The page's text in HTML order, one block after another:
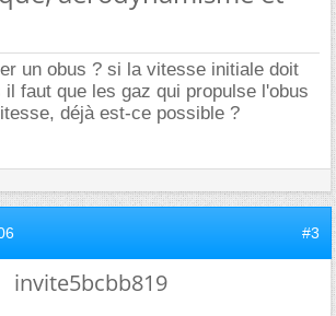
un obus ? si la vitesse initiale doit
faut que les gaz qui propulse l'obus
déjà est-ce possible ?
#3
invite5bcbb819